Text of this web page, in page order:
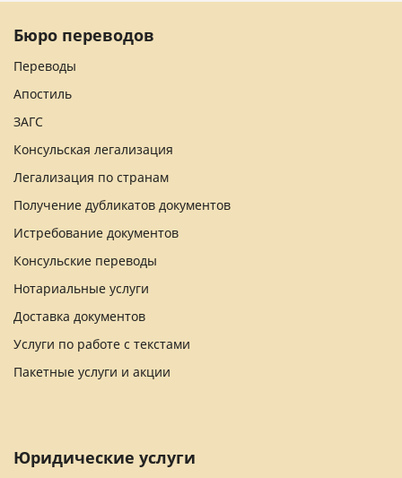
Бюро переводов
Переводы
Апостиль
ЗАГС
Консульская легализация
Легализация по странам
Получение дубликатов документов
Истребование документов
Консульские переводы
Нотариальные услуги
Доставка документов
Услуги по работе с текстами
Пакетные услуги и акции
Юридические услуги